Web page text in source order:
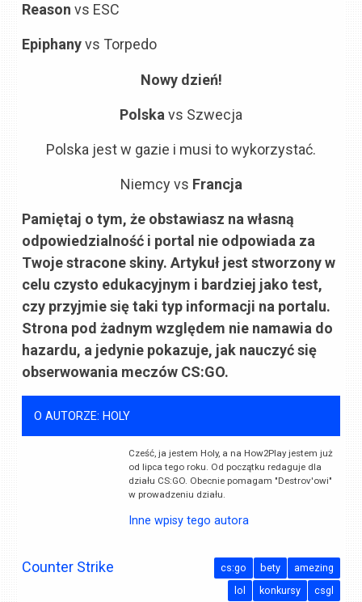
Reason vs ESC
Epiphanyvs Torpedo
Nowy dzień!
Polska vs Szwecja
Polska jest w gazie i musi to wykorzystać.
Niemcy vs Francja
Pamiętaj o tym, że obstawiasz na własną
odpowiedzialność i portal nie odpowiada za
Twoje stracone skiny. Artykuł jest stworzony w
celu czysto edukacyjnym i bardziej jako test,
czy przyjmie się taki typ informacji na portalu.
Strona pod żadnym względem nie namawia do
hazardu, a jedynie pokazuje, jak nauczyć się
obserwowania meczów CS:GO.
O AUTORZE: HOLY
Cześć, ja jestem Holy, a na How2Play jestem już
od lipca tego roku. Od początku redaguje dla
działu CS:GO. Obecnie pomagam "Destrov'owi"
w prowadzeniu działu.
Inne wpisy tego autora
Counter Strike amezing
bety
cs:go
csgl
konkursy
lol